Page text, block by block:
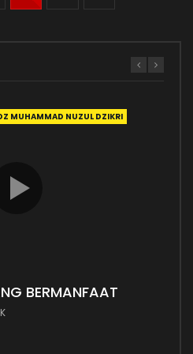
MUHAMMAD NUZUL DZIKRI
BERMANFAAT